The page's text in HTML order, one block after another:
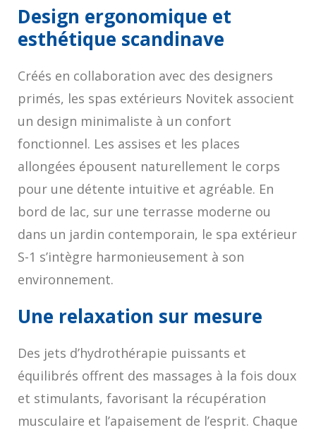
Design ergonomique et
esthétique scandinave
Créés en collaboration avec des designers
primés, les spas extérieurs Novitek associent
un design minimaliste à un confort
fonctionnel. Les assises et les places
allongées épousent naturellement le corps
pour une détente intuitive et agréable. En
bord de lac, sur une terrasse moderne ou
dans un jardin contemporain, le spa extérieur
S-1 s’intègre harmonieusement à son
environnement.
Une relaxation sur mesure
Des jets d’hydrothérapie puissants et
équilibrés offrent des massages à la fois doux
et stimulants, favorisant la récupération
musculaire et l’apaisement de l’esprit. Chaque